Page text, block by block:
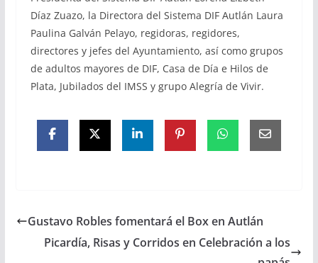
Díaz Zuazo, la Directora del Sistema DIF Autlán Laura
Paulina Galván Pelayo, regidoras, regidores,
directores y jefes del Ayuntamiento, así como grupos
de adultos mayores de DIF, Casa de Día e Hilos de
Plata, Jubilados del IMSS y grupo Alegría de Vivir.
Gustavo Robles fomentará el Box en Autlán
Picardía, Risas y Corridos en Celebración a los